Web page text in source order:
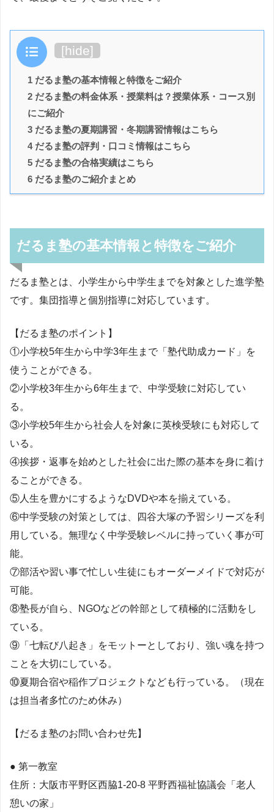
目次 [hide]
1 だるま塾の基本情報と特徴をご紹介
2 だるま塾の料金体系・授業料は？授業体系・コース別
にご紹介
3 だるま塾の夏期講習・冬期講習情報はこちら
4 だるま塾の評判・口コミ情報はこちら
5 だるま塾の合格実績はこちら
6 だるま塾のご紹介まとめ
だるま塾の基本情報と特徴をご紹介
だるま塾とは、小学生から中学生までを対象とした進学塾
です。集団指導と個別指導に対応しています。
【だるま塾のポイント】
①小学校5年生から中学3年生まで「塾代助成カード」を
使うことができる。
②小学校3年生から6年生まで、中学受験に対応してい
る。
③小学校5年生から社会人を対象に英検受験にも対応して
いる。
④挨拶・返事を始めとした社会に出た際の基本を身に着け
ることができる。
⑤人生を豊かにするようなDVDや本を揃えている。
⑥中学受験の対策としては、四谷大塚の予習シリーズを利
用している。無理なく中学受験レベルに持っていく事が可
能。
⑦部活や習い事で忙しい生徒にもオーダーメイドで対応が
可能。
⑧塾長が自ら、NGOなどの幹部として積極的に活動をし
ている。
⑨「七転び八起き」をモットーとしており、強い魂を持つ
ことを大切にしている。
⑩夏期合宿や稲作プロジェクトなども行っている。（現在
は担当者多忙のため休み）
【だるま塾のお問い合わせ先】
● 第一教室
住所：大阪市平野区西脇1-20-8 平野西福祉協議会「老人
憩いの家」